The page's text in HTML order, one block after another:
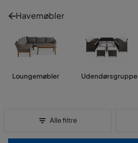
Havemøbler
Loungemøbler Udendørsgruppe
Alle filtre